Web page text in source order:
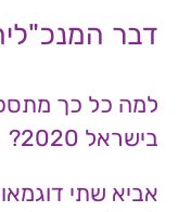
דבר המנכ"לית –
למה כל כך
בישראל 2020?
אביא שתי